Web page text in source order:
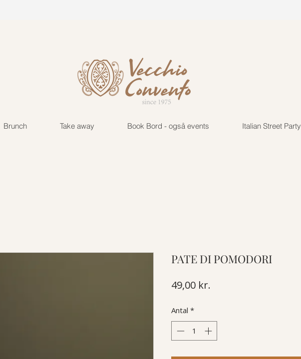
Brunch Take away Book Bord - også events Italian Street Party
PATE DI POMODORI
49,00 kr.
Antal *